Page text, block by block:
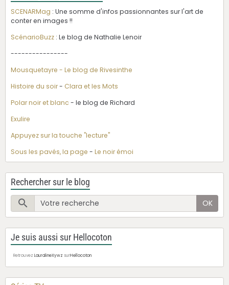
SCENARMag : Une somme d'infos passionnantes sur l'art de
conter en images !!
ScénarioBuzz : Le blog de Nathalie Lenoir
----------------
Mousquetayre - Le blog de Rivesinthe
Histoire du soir- Clara et les Mots
Polar noir et blanc - le blog de Richard
Exulire
Appuyez sur la touche "lecture"
Sous les pavés, la page - Le noir émoi
Rechercher sur le blog
OK
Je suis aussi sur Hellocoton
Retrouvez LauralineXywz surHellocoton